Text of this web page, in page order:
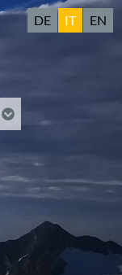
DE IT EN